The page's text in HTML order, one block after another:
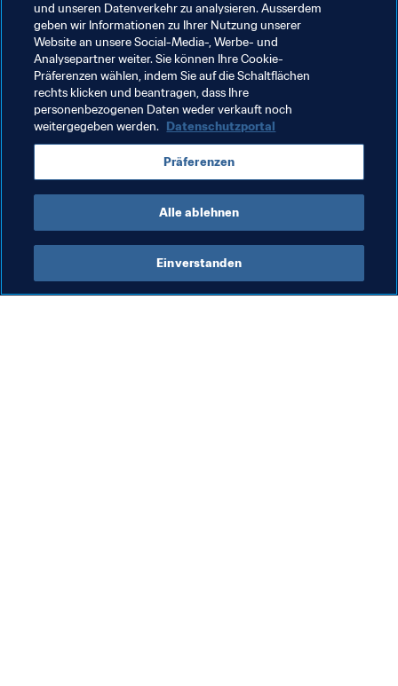
Irak - Thailand
Vietnam - Libanon_
Verwandte Themen
FIFA Futsal-Weltmeisterschaft Litauen 2021™
IR Iran Japan Uzbekistan
und unseren Datenverkehr zu analysieren. Ausserdem
geben wir Informationen zu Ihrer Nutzung unserer
Website an unsere Social-Media-, Werbe- und
Analysepartner weiter. Sie können Ihre Cookie-
Präferenzen wählen, indem Sie auf die Schaltflächen
rechts klicken und beantragen, dass Ihre
personenbezogenen Daten weder verkauft noch
weitergegeben werden. Datenschutzportal
Präferenzen
Alle ablehnen
Einverstanden